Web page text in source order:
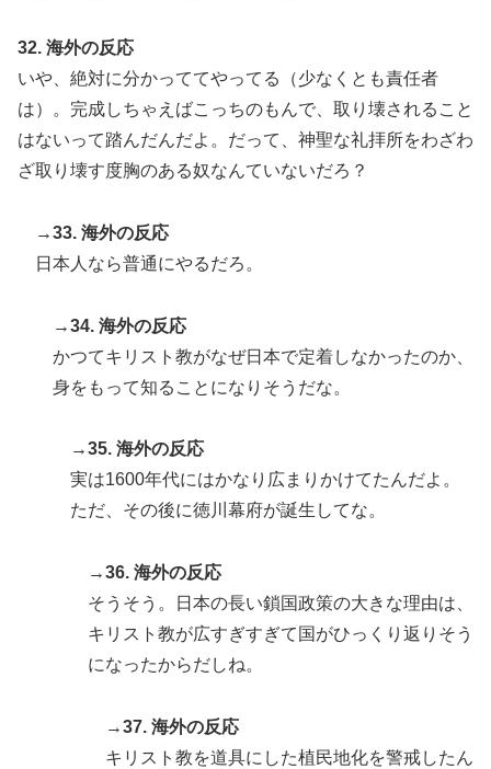
32. 海外の反応
いや、絶対に分かっててやってる（少なくとも責任者
は）。完成しちゃえばこっちのもんで、取り壊されること
はないって踏んだんだよ。だって、神聖な礼拝所をわざわ
ざ取り壊す度胸のある奴なんていないだろ？
→33. 海外の反応
日本人なら普通にやるだろ。
→34. 海外の反応
かつてキリスト教がなぜ日本で定着しなかったのか、
身をもって知ることになりそうだな。
→35. 海外の反応
実は1600年代にはかなり広まりかけてたんだよ。
ただ、その後に徳川幕府が誕生してな。
→36. 海外の反応
そうそう。日本の長い鎖国政策の大きな理由は、
キリスト教が広すぎすぎて国がひっくり返りそう
になったからだしね。
→37. 海外の反応
キリスト教を道具にした植民地化を警戒したん